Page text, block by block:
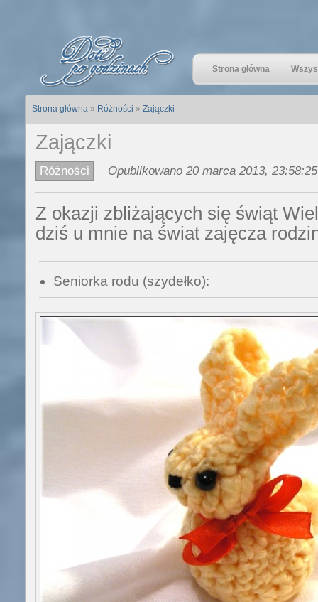
Strona główna
Strona główna» Różności » Zajączki
Zajączki
Różności Opublikowano 20 marca 2013, 23:58:25
Z okazji zbliżających się świąt
dziś u mnie na świat zajęcza
Seniorka rodu (szydełko):